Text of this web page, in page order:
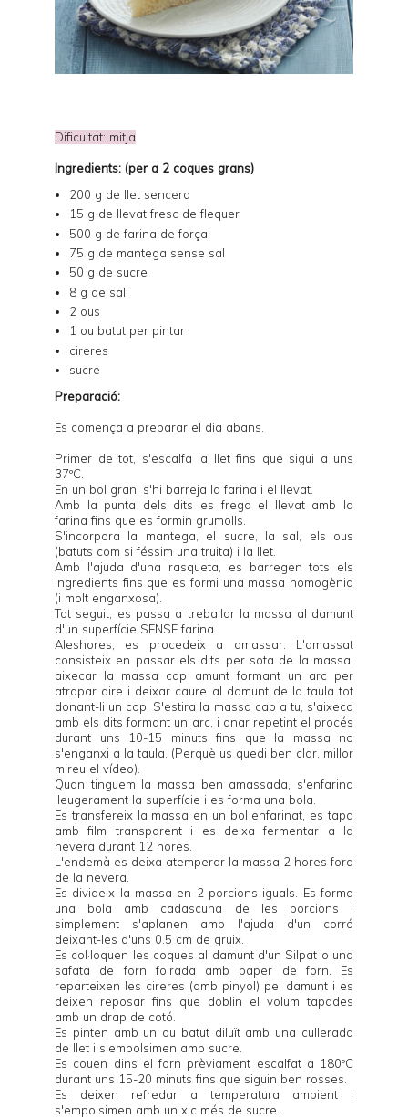
Dificultat: mitja
Ingredients: (per a 2 coques grans)
200 g de llet sencera
15 g de llevat fresc de flequer
500 g de farina de força
75 g de mantega sense sal
50 g de sucre
8 g de sal
2 ous
1 ou batut per pintar
cireres
sucre
Preparació:
Es comença a preparar el dia abans.
Primer de tot, s'escalfa la llet fins que sigui a uns
37ºC.
En un bol gran, s'hi barreja la farina i el llevat.
Amb la punta dels dits es frega el llevat amb la
farina fins que es formin grumolls.
S'incorpora la mantega, el sucre, la sal, els ous
(batuts com si féssim una truita) i la llet.
Amb l'ajuda d'una rasqueta, es barregen tots els
ingredients fins que es formi una massa homogènia
(i molt enganxosa).
Tot seguit, es passa a treballar la massa al damunt
d'un superfície SENSE farina.
Aleshores, es procedeix a amassar. L'amassat
consisteix en passar els dits per sota de la massa,
aixecar la massa cap amunt formant un arc per
atrapar aire i deixar caure al damunt de la taula tot
donant-li un cop. S'estira la massa cap a tu, s'aixeca
amb els dits formant un arc, i anar repetint el procés
durant uns 10-15 minuts fins que la massa no
s'enganxi a la taula. (Perquè us quedi ben clar, millor
mireu el vídeo).
Quan tinguem la massa ben amassada, s'enfarina
lleugerament la superfície i es forma una bola.
Es transfereix la massa en un bol enfarinat, es tapa
amb film transparent i es deixa fermentar a la
nevera durant 12 hores.
L'endemà es deixa atemperar la massa 2 hores fora
de la nevera.
Es divideix la massa en 2 porcions iguals. Es forma
una bola amb cadascuna de les porcions i
simplement s'aplanen amb l'ajuda d'un corró
deixant-les d'uns 0.5 cm de gruix.
Es col·loquen les coques al damunt d'un Silpat o una
safata de forn folrada amb paper de forn. Es
reparteixen les cireres (amb pinyol) pel damunt i es
deixen reposar fins que doblin el volum tapades
amb un drap de cotó.
Es pinten amb un ou batut diluït amb una cullerada
de llet i s'empolsimen amb sucre.
Es couen dins el forn prèviament escalfat a 180ºC
durant uns 15-20 minuts fins que siguin ben rosses.
Es deixen refredar a temperatura ambient i
s'empolsimen amb un xic més de sucre.